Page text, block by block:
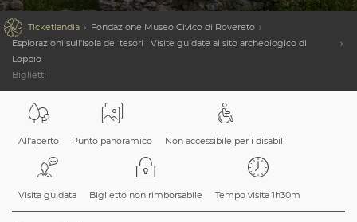
 Ticketlandia
Fondazione Museo Civico di Rovereto
Esplorazioni sull'isola dei tesori | Visite guidate al sito archeologico di
Loppio
Biglietti
All'aperto Punto panoramico Non accessibile per i disabili
Visita guidata Biglietto non rimborsabile Tempo visita 1h30m